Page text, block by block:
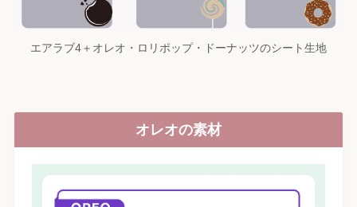
エアラブ4＋オレオ・ロリポップ・ドーナッツのシート生地
オレオの素材